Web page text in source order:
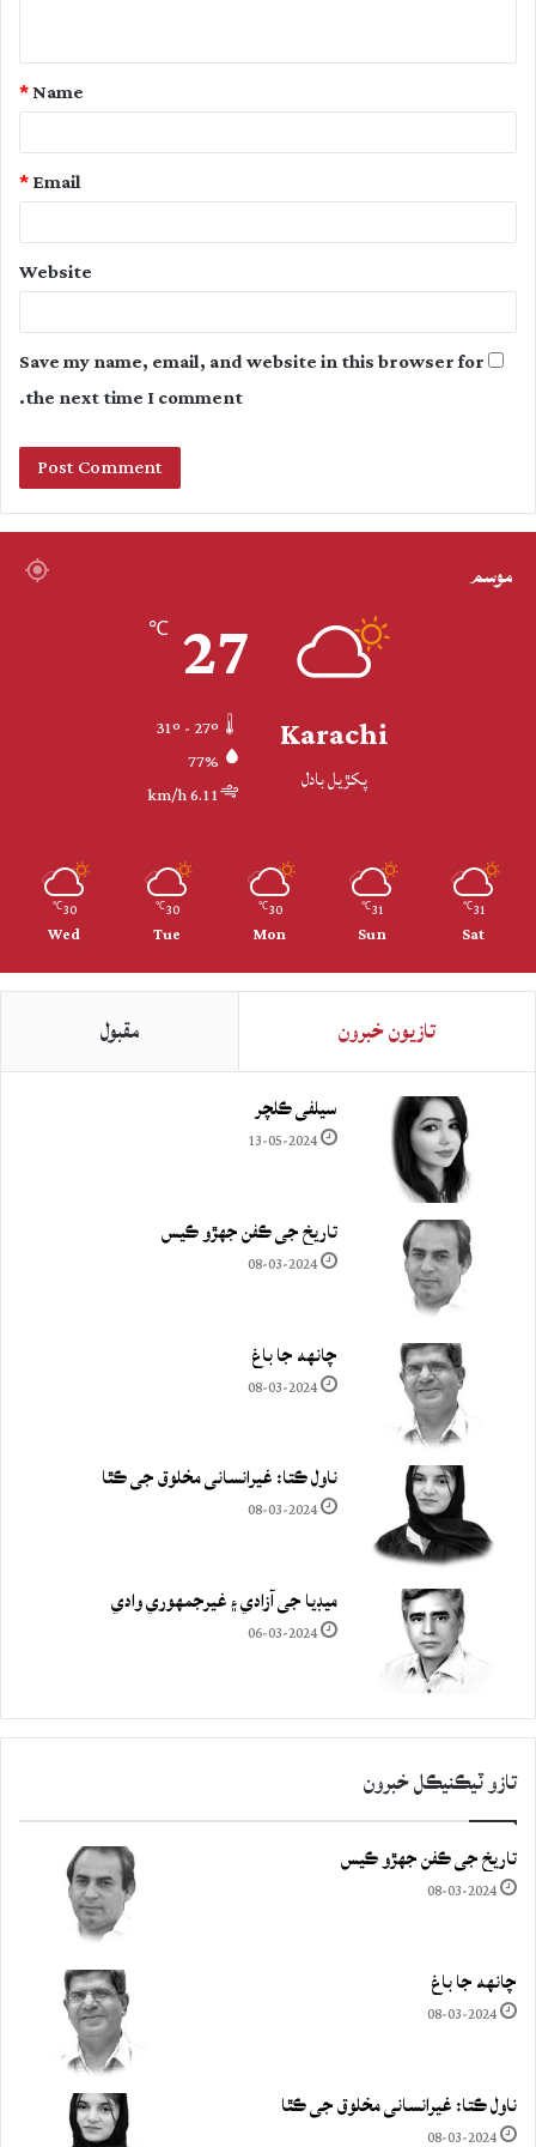
t
Name
*
Email
*
Website
Save my name, email, and website in this browser for
the next time I comment.
موسم
Karachi
پکڙيل بادل
27
℃
77%
6.11 km/h
31
℃
Sat
31
℃
Sun
30
℃
Mon
30
℃
Tue
30
℃
Wed
تازيون خبرون مقبول
سيلفي ڪلچر
13-05-2024
تاريخ جي ڪفن جھڙو ڪيس
08-03-2024
چانهه جا باغ
08-03-2024
ناول ڪتا: غيرانساني مخلوق جي ڪٿا
08-03-2024
ميڊيا جي آزادي ۽ غيرجمھوري وادي
06-03-2024
تازو ٽيڪنيڪل خبرون
تاريخ جي ڪفن جھڙو ڪيس
08-03-2024
چانهه جا باغ
08-03-2024
ناول ڪتا: غيرانساني مخلوق جي ڪٿا
08-03-2024